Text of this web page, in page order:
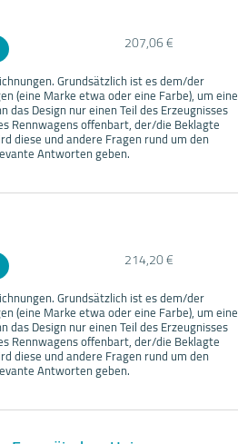
207,06 €
Grundsätzlich ist es dem/der
(eine Marke etwa oder eine Farbe), um eine
Design nur einen Teil des Erzeugnisses
Rennwagens offenbart, der/die Beklagte
diese und andere Fragen rund um den
Antworten geben.
214,20 €
Grundsätzlich ist es dem/der
(eine Marke etwa oder eine Farbe), um eine
Design nur einen Teil des Erzeugnisses
Rennwagens offenbart, der/die Beklagte
diese und andere Fragen rund um den
Antworten geben.